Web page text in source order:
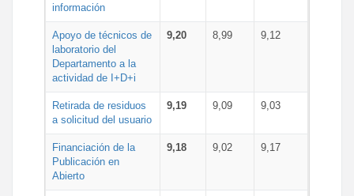
información
Apoyo de técnicos de
laboratorio del
Departamento a la
actividad de I+D+i
9,20 8,99 9,12
Retirada de residuos
a solicitud del usuario
9,19 9,09 9,03
Financiación de la
Publicación en
Abierto
9,18 9,02 9,17